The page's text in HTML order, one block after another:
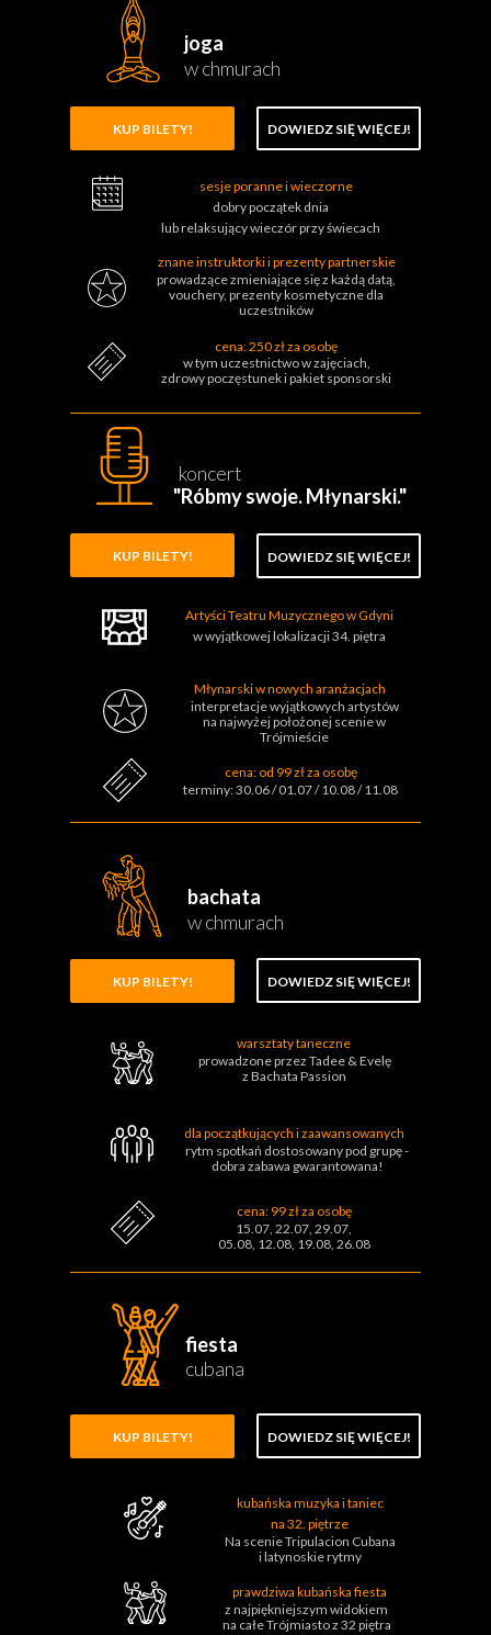
w chmurach
joga
cena: 250 zł za osobę
w tym uczestnictwo w zajęciach,
zdrowy poczęstunek i pakiet sponsorski
sesje poranne i wieczorne
dobry początek dnia
lub relaksujący wieczór przy świecach
znane instruktorki i prezenty partnerskie
prowadzące zmieniające się z każdą datą,
vouchery, prezenty kosmetyczne dla
uczestników
KUP BILETY! DOWIEDZ SIĘ WIĘCEJ!
cena: od 99 zł za osobę
Artyści Teatru Muzycznego w Gdyni
w wyjątkowej lokalizacji 34. piętra
Młynarski w nowych aranżacjach
KUP BILETY! DOWIEDZ SIĘ WIĘCEJ!
terminy: 30.06 / 01.07 / 10.08 / 11.08
koncert
"Róbmy swoje. Młynarski."
interpretacje wyjątkowych artystów
na najwyżej położonej sceniew
Trójmieście
w chmurach
bachata
cena: 99 zł za osobę
warsztaty taneczne
prowadzone przez Tadee & Evelę
z Bachata Passion
dla początkujących i zaawansowanych
rytm spotkań dostosowany pod grupę -
dobra zabawa gwarantowana!
KUP BILETY! DOWIEDZ SIĘ WIĘCEJ!
15.07, 22.07, 29.07,
05.08, 12.08, 19.08, 26.08
cubana
fiesta
kubańska muzyka i taniec
na 32. piętrze
Na scenie Tripulacion Cubana
i latynoskie rytmy
prawdziwa kubańska fiesta
z najpiękniejszym widokiem
na całe Trójmiasto z 32 piętra
KUP BILETY! DOWIEDZ SIĘ WIĘCEJ!